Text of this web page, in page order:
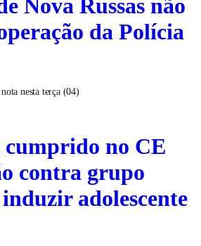
da Polícia
nesta terça (04)
cumprido no CE
contra grupo
adolescente